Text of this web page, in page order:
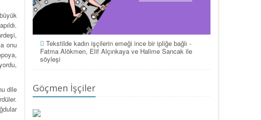
onu
dile
Tekstilde kadın işçilerin emeği ince bir ipliğe bağlı -
Fatma Alökmen, Elif Alçınkaya ve Halime Sancak ile
söyleşi
Göçmen İşçiler